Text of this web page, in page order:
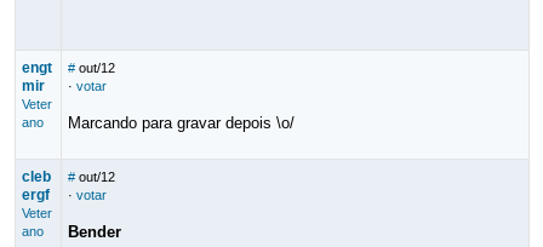
engt
mir
Veter
ano
# out/12
· votar
Marcando para gravar depois \o/
cleb
ergf
Veter
ano
# out/12
· votar
Bender